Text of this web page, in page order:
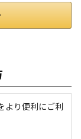
より便利にご利